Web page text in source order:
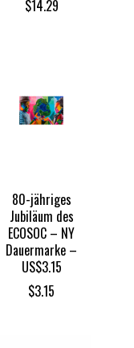
$14.29
80-jähriges
Jubiläum des
ECOSOC – NY
Dauermarke –
US$3.15
$3.15